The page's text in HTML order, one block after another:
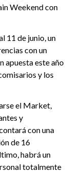
Weekend con
11 de junio, un
con un
apuesta este año
y los
el Market,
y
con una
de 16
habrá un
totalmente